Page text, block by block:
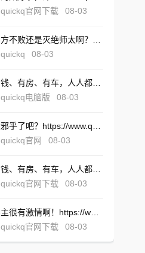
quickq官网下载
08-03
quickq
08-03
quickq电脑版
08-03
quickq官网
08-03
quickq官网下载
08-03
quickq官网下载
08-03